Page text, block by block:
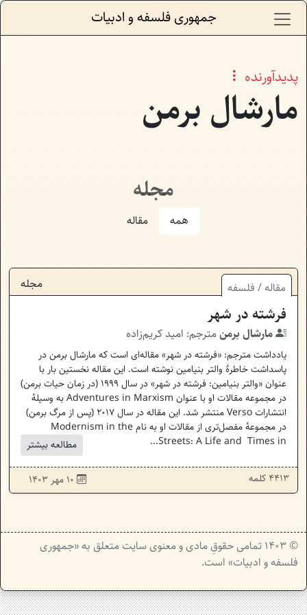
جمهوری فلسفه و ادبیات
پدیدآورنده
مارشال برمن
مجله
همه مقاله
مقاله/ فلسفه مجله
فرشته در شهر
مارشال برمنمترجم: امید کریم‌زاده
یادداشت مترجم: «فرشته در شهر» مقاله‌ای است که مارشال برمن در
پاسداشت خاطرهٔ والتر بنیامین نوشته است. این مقاله نخستین بار با
عنوان «والتر بنیامین: فرشته در شهر» در سال ۱۹۹۹ (در زمان حیات برمن)
در مجموعه مقالات او با عنوان Adventures in Marxism به وسیله‌ٔ
انتشارات Verso منتشر شد. این مقاله در سال ۲۰۱۷ (پس از مرگ برمن)
در مجموعه‌ٔ مفصل‌تری از مقالات او به نام Modernism in the
Streets: A Life and Times in...
مطالعه بیشتر
4413 کلمه ۱۰ مهر ۱۴۰۳
© ۱۴۰۳ تمامی حقوقِ مادی و معنوی سایت متعلق به «جمهوری
فلسفه و ادبیات» است.